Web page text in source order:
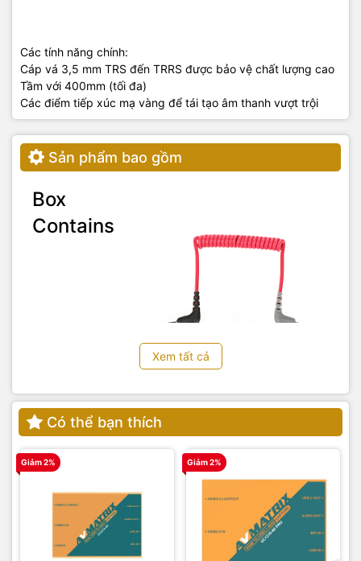
Các tính năng chính:
Cáp vá 3,5 mm TRS đến TRRS được bảo vệ chất lượng cao
Tầm với 400mm (tối đa)
Các điểm tiếp xúc mạ vàng để tái tạo âm thanh vượt trội
Sản phẩm bao gồm
Box
Contains
1 x SC7
Xem tất cả
Có thể bạn thích
Giảm 2% Giảm 2%